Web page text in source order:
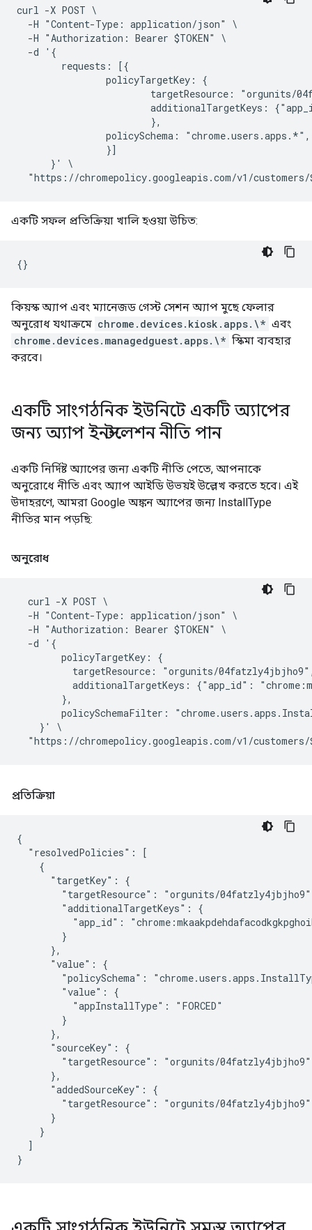
curl -X POST \
  -H "Content-Type: application/json" \
  -H "Authorization: Bearer $TOKEN" \
  -d '{
        requests: [{
                policyTargetKey: {
targetResource: "orgunits/
additionalTargetKeys:
                        },
                policySchema: "chrome.users.apps.*",
                }]
      }' \
একটি সফল প্রতিক্রিয়া খালি হওয়া উচিত:
কিয়স্ক অ্যাপ এবং ম্যানেজড গেস্ট সেশন অ্যাপ মুছে ফেলার
অনুরোধ যথাক্রমে chrome.devices.kiosk.apps.\* এবং
chrome.devices.managedguest.apps.\* স্কিমা ব্যবহার
করবে।
একটি সাংগঠনিক ইউনিটে একটি অ্যাপের
জন্য অ্যাপ ইনস্টলেশন নীতি পান
একটি নির্দিষ্ট অ্যাপের জন্য একটি নীতি পেতে, আপনাকে
অনুরোধে নীতি এবং অ্যাপ আইডি উভয়ই উল্লেখ করতে হবে। এই
উদাহরণে, আমরা Google অঙ্কন অ্যাপের জন্য InstallType
নীতির মান পড়ছি:
অনুরোধ
  curl -X POST \
  -H "Content-Type: application/json" \
  -H "Authorization: Bearer $TOKEN" \
  -d '{
        policyTargetKey: {
targetResource: "orgunits/
additionalTargetKeys: {"app_id":
        },
policySchemaFilter:
    }' \
প্রতিক্রিয়া
{
  "resolvedPolicies": [
    {
      "targetKey": {
"targetResource": "orgunits/
        "additionalTargetKeys": {
"app_id":
        }
      },
      "value": {
"policySchema":
        "value": {
          "appInstallType": "FORCED"
        }
      },
      "sourceKey": {
        "targetResource": "orgunits/04fatzly4jbjho9"
      },
      "addedSourceKey": {
        "targetResource": "orgunits/04fatzly4jbjho9"
      }
    }
  ]